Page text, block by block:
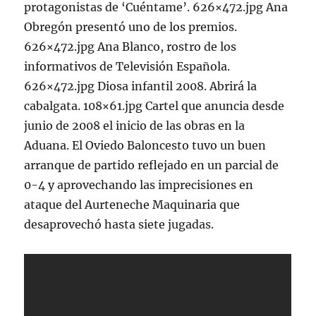
protagonistas de ‘Cuéntame’. 626×472.jpg Ana
Obregón presentó uno de los premios.
626×472.jpg Ana Blanco, rostro de los
informativos de Televisión Española.
626×472.jpg Diosa infantil 2008. Abrirá la
cabalgata. 108×61.jpg Cartel que anuncia desde
junio de 2008 el inicio de las obras en la
Aduana. El Oviedo Baloncesto tuvo un buen
arranque de partido reflejado en un parcial de
0-4 y aprovechando las imprecisiones en
ataque del Aurteneche Maquinaria que
desaprovechó hasta siete jugadas.